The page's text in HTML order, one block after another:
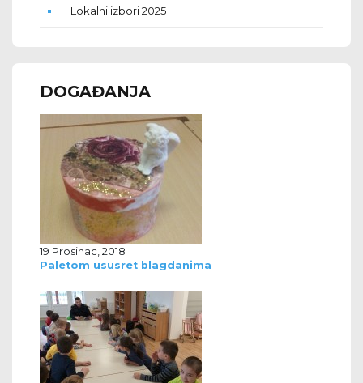
Lokalni izbori 2025
DOGAĐANJA
19 Prosinac, 2018
Paletom ususret blagdanima